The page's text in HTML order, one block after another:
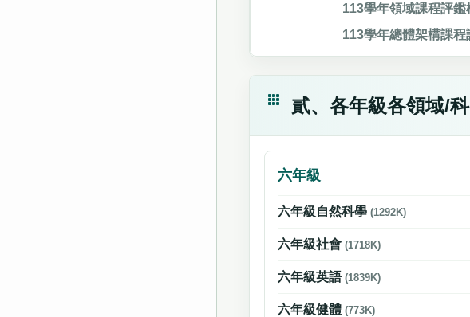
113學年領域課程評鑑
113學年總體架構課程
貳、各年級各領域/
六年級
六年級自然科學(1292K)
六年級社會(1718K)
六年級英語(1839K)
六年級健體(773K)